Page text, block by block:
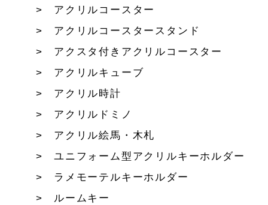
アクリルコースター
アクリルコースタースタンド
アクスタ付きアクリルコースター
アクリルキューブ
アクリル時計
アクリルドミノ
アクリル絵馬・木札
ユニフォーム型アクリルキーホルダー
ラメモーテルキーホルダー
ルームキー